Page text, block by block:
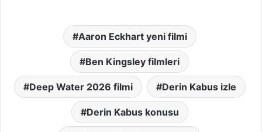
Aaron Eckhart yeni filmi
Ben Kingsley filmleri
Deep Water 2026 filmi Derin Kabus izle
Derin Kabus konusu